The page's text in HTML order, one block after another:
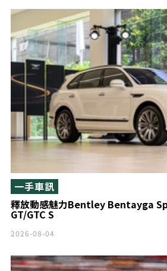
釋放動感魅力Bentley Bentayga
GT/GTC S
一手車訊
2026-08-04